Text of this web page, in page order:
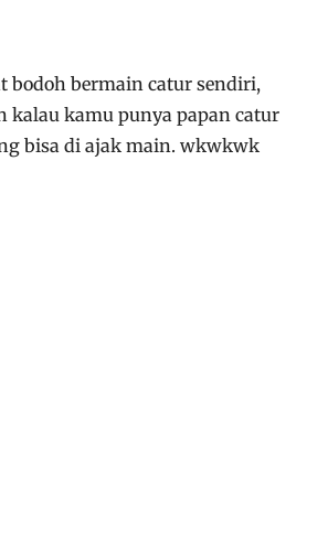
bodoh bermain catur sendiri,
kalau kamu punya papan catur
bisa di ajak main. wkwkwk